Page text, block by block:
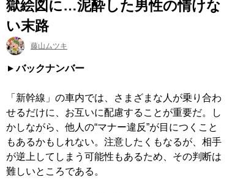
獄絵図に…泥酔した男性の情けな
い末路
藤山ムツキ
バックナンバー
「新幹線」の車内では、さまざまな人が乗り合わ
せるだけに、お互いに配慮することが重要だ。し
かしながら、他人の“マナー違反”が目につくこと
もあるかもしれない。注意したくもなるが、相手
が逆上してしまう可能性もあるため、その判断は
難しいところである。